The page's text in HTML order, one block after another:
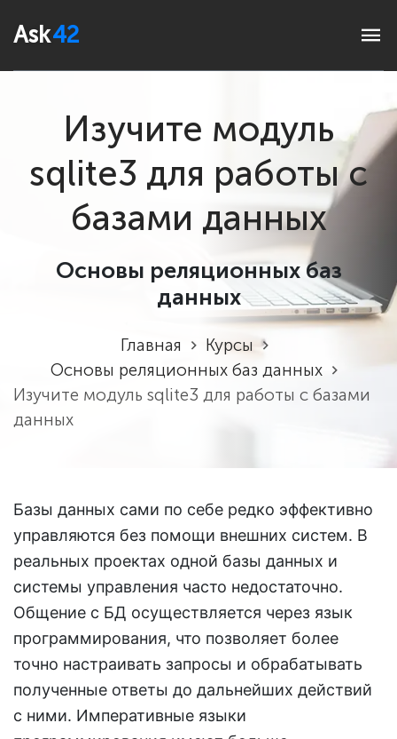
Ask42
Изучите модуль
sqlite3 для работы с
базами данных
Основы реляционных баз
данных
Главная
Курсы
Основы реляционных баз данных
Изучите модуль sqlite3 для работы с базами
данных
Базы данных сами по себе редко эффективно
управляются без помощи внешних систем. В
реальных проектах одной базы данных и
системы управления часто недостаточно.
Общение с БД осуществляется через язык
программирования, что позволяет более
точно настраивать запросы и обрабатывать
полученные ответы до дальнейших действий
с ними. Императивные языки